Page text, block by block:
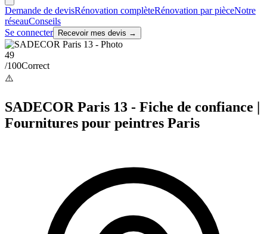
Demande de devisRénovation complèteRénovation par pièceNotre
réseauConseils
Se connecter
Recevoir mes devis →
49
/100Correct
⚠️
SADECOR Paris 13 - Fiche de confiance |
Fournitures pour peintres Paris